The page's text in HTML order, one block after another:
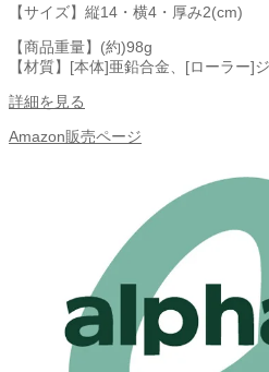
【サイズ】縦14・横4・厚み2(cm)
【商品重量】(約)98g
【材質】[本体]亜鉛合金、[ローラー]
詳細を見る
Amazon販売ページ